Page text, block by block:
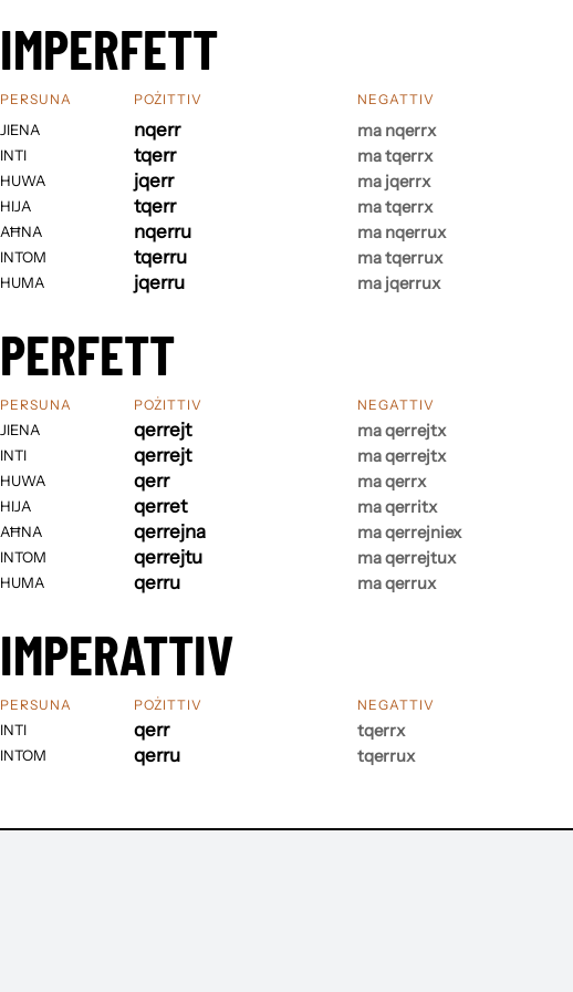
IMPERFETT
PERSUNA
JIENA
INTI
HUWA
HIJA
AĦNA
INTOM
HUMA
POŻITTIV
nqerr
tqerr
jqerr
tqerr
nqerru
tqerru
jqerru
NEGATTIV
ma nqerrx
ma tqerrx
ma jqerrx
ma tqerrx
ma nqerrux
ma tqerrux
ma jqerrux
PERFETT
PERSUNA
JIENA
INTI
HUWA
HIJA
AĦNA
INTOM
HUMA
POŻITTIV
qerrejt
qerrejt
qerr
qerret
qerrejna
qerrejtu
qerru
NEGATTIV
ma qerrejtx
ma qerrejtx
ma qerrx
ma qerritx
ma qerrejniex
ma qerrejtux
ma qerrux
IMPERATTIV
PERSUNA
INTI
INTOM
POŻITTIV
qerr
qerru
NEGATTIV
tqerrx
tqerrux